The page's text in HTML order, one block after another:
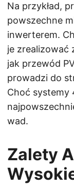
Na przykład,
powszechne
inwerterem.
je zrealizować
jak przewód
prowadzi do
Choć systemy
wad.
Zalety